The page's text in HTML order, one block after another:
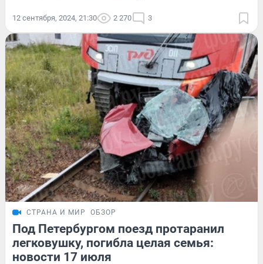
12 сентября, 2024, 21:30 2 270 3
СТРАНА И МИР ОБЗОР
Под Петербургом поезд протаранил
легковушку, погибла целая семья:
новости 17 июля